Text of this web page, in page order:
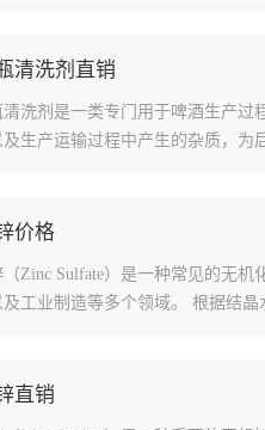
清洗剂直销
清洗剂是一类专门用于啤酒生产过
及生产运输过程中产生的杂质，
价格
Zinc Sulfate）是一种常见的无
及工业制造等多个领域。 根据结
直销